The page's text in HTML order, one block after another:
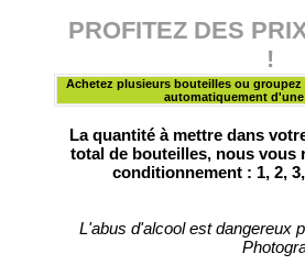
PROFITEZ DES
!
Achetez plusieurs bouteilles ou
automatiquement
La quantité à mettre dans
total de bouteilles, nous vous
conditionnement : 1, 2,
L'abus d'alcool est dangereux